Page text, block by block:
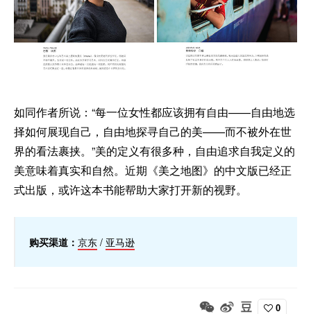
如同作者所说：“每一位女性都应该拥有自由——自由地选
择如何展现自己，自由地探寻自己的美——而不被外在世
界的看法裹挟。”美的定义有很多种，自由追求自我定义的
美意味着真实和自然。近期《美之地图》的中文版已经正
式出版，或许这本书能帮助大家打开新的视野。
购买渠道： 京东 / 亚马逊
0